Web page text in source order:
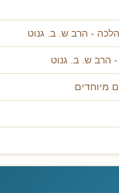
- הרב ש. ב. גנוט
הרב ש. ב. גנוט
מיוחדים